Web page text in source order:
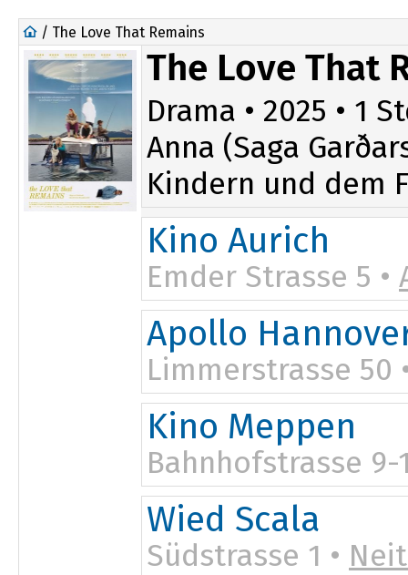
/ The Love That Remains
The Love That
Drama • 2025 • 1
Anna (Saga
Kindern und dem
Kino Aurich
Emder Strasse 5 •
Apollo
Limmerstrasse 50
Kino Meppen
Bahnhofstrasse 9-
17:00
19:30
Wied Scala
Südstrasse 1 •